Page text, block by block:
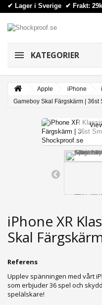
✔ Lager i Sverige ✔ Frakt:
KATEGORIER
Apple iPhone
Gameboy Skal Färgskärm | 36st
iPhone XR
Skal
Referens
Upplev spänningen med vårt
som erbjuder 36 spel och
spelälskare!